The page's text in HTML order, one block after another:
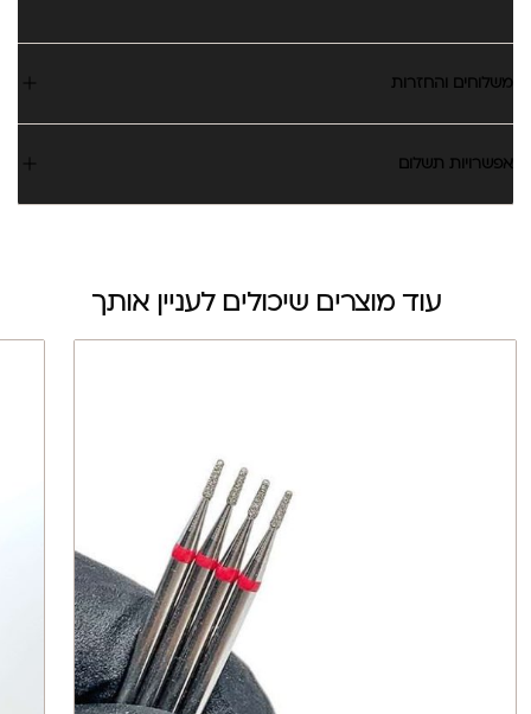
משלוחים והחזרות
אפשרויות תשלום
עוד מוצרים שיכולים לעניין אותך